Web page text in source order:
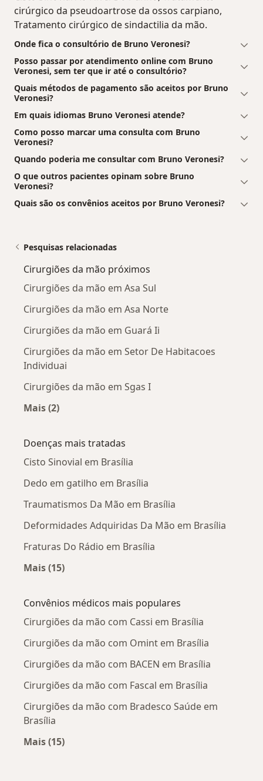
cirúrgico da pseudoartrose da ossos carpiano,
Tratamento cirúrgico de sindactilia da mão.
Onde fica o consultório de Bruno Veronesi?
Posso passar por atendimento online com Bruno
Veronesi, sem ter que ir até o consultório?
Quais métodos de pagamento são aceitos por Bruno
Veronesi?
Em quais idiomas Bruno Veronesi atende?
Como posso marcar uma consulta com Bruno
Veronesi?
Quando poderia me consultar com Bruno Veronesi?
O que outros pacientes opinam sobre Bruno
Veronesi?
Quais são os convênios aceitos por Bruno Veronesi?
Pesquisas relacionadas
Cirurgiões da mão próximos
Cirurgiões da mão em Asa Sul
Cirurgiões da mão em Asa Norte
Cirurgiões da mão em Guará Ii
Cirurgiões da mão em Setor De Habitacoes
Individuai
Cirurgiões da mão em Sgas I
Mais (2)
Doenças mais tratadas
Cisto Sinovial em Brasília
Dedo em gatilho em Brasília
Traumatismos Da Mão em Brasília
Deformidades Adquiridas Da Mão em Brasília
Fraturas Do Rádio em Brasília
Mais (15)
Convênios médicos mais populares
Cirurgiões da mão com Cassi em Brasília
Cirurgiões da mão com Omint em Brasília
Cirurgiões da mão com BACEN em Brasília
Cirurgiões da mão com Fascal em Brasília
Cirurgiões da mão com Bradesco Saúde em
Brasília
Mais (15)